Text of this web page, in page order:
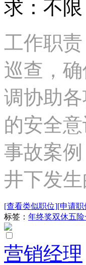
求：不限
工作职
巡查，
调协助
的安全
事故案
井下发
[查看类似职位][申请职
标签： 年终奖双休五
营销经理